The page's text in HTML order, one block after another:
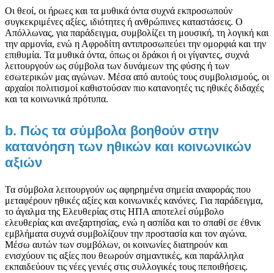
Οι θεοί, οι ήρωες και τα μυθικά όντα συχνά εκπροσωπούν
συγκεκριμένες αξίες, ιδιότητες ή ανθρώπινες καταστάσεις. Ο
Απόλλωνας, για παράδειγμα, συμβολίζει τη μουσική, τη λογική και
την αρμονία, ενώ η Αφροδίτη αντιπροσωπεύει την ομορφιά και την
επιθυμία. Τα μυθικά όντα, όπως οι δράκοι ή οι γίγαντες, συχνά
λειτουργούν ως σύμβολα των δυνάμεων της φύσης ή των
εσωτερικών μας αγώνων. Μέσα από αυτούς τους συμβολισμούς, οι
αρχαίοι πολιτισμοί καθιστούσαν πιο κατανοητές τις ηθικές διδαχές
και τα κοινωνικά πρότυπα.
b. Πώς τα σύμβολα βοηθούν στην
κατανόηση των ηθικών και κοινωνικών
αξιών
Τα σύμβολα λειτουργούν ως αφηρημένα σημεία αναφοράς που
μεταφέρουν ηθικές αξίες και κοινωνικές κανόνες. Για παράδειγμα,
το άγαλμα της Ελευθερίας στις ΗΠΑ αποτελεί σύμβολο
ελευθερίας και ανεξαρτησίας, ενώ η ασπίδα και το σπαθί σε έθνικ
εμβλήματα συχνά συμβολίζουν την προστασία και τον αγώνα.
Μέσω αυτών των συμβόλων, οι κοινωνίες διατηρούν και
ενισχύουν τις αξίες που θεωρούν σημαντικές, και παράλληλα
εκπαιδεύουν τις νέες γενιές στις συλλογικές τους πεποιθήσεις.